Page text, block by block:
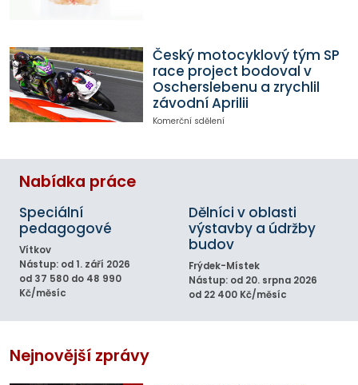
Český motocyklový tým SP
race project bodoval v
Oscherslebenu a zrychlil
závodní Aprilii
Komerční sdělení
Nabídka práce
Speciální
pedagogové
Vítkov
Nástup: od 1. září 2026
od 37 580 do 48 990
Kč/měsíc
Dělníci v oblasti
výstavby a údržby
budov
Frýdek-Místek
Nástup: od 20. srpna 2026
od 22 400 Kč/měsíc
Nejnovější zprávy